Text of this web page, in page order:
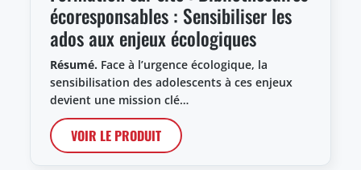
écoresponsables : Sensibiliser les
ados aux enjeux écologiques
Résumé. Face à l’urgence écologique, la
sensibilisation des adolescents à ces enjeux
devient une mission clé…
VOIR LE PRODUIT